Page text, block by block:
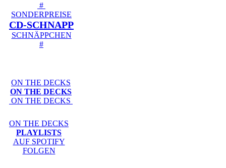
#
SONDERPREISE
CD-SCHNAPP
SCHNÄPPCHEN
#
ON THE DECKS
ON THE DECKS
ON THE DECKS
ON THE DECKS
PLAYLISTS
AUF SPOTIFY
FOLGEN